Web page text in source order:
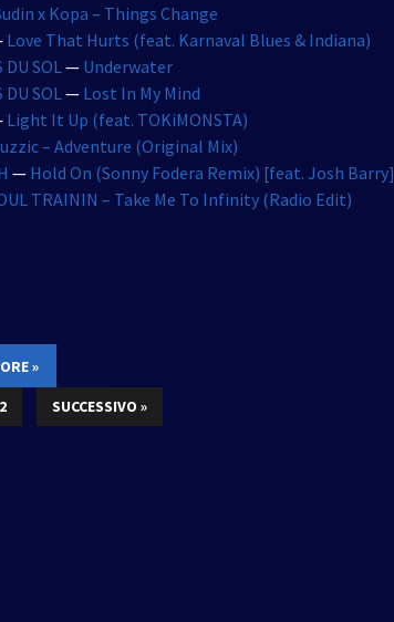
x Kopa – Things Change
Love That Hurts (feat. Karnaval Blues & Indiana)
DU SOL— Underwater
DU SOL— Lost In My Mind
Light It Up (feat. TOKiMONSTA)
– Adventure (Original Mix)
— Hold On (Sonny Fodera Remix) [feat. Josh Barry]
TRAININ – Take Me To Infinity (Radio Edit)
»
2 SUCCESSIVO »